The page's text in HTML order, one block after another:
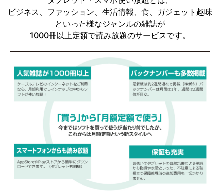
ビジネス、ファッション、生活情報、食、ガジェット趣味
といった様なジャンルの雑誌が
1000冊以上定額で読み放題のサービスです。